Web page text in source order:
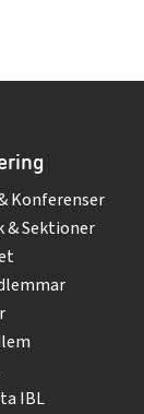
Konferenser
& Sektioner
IBL